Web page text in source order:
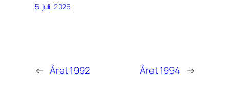
5. juli, 2026
← Året 1992 Året 1994 →